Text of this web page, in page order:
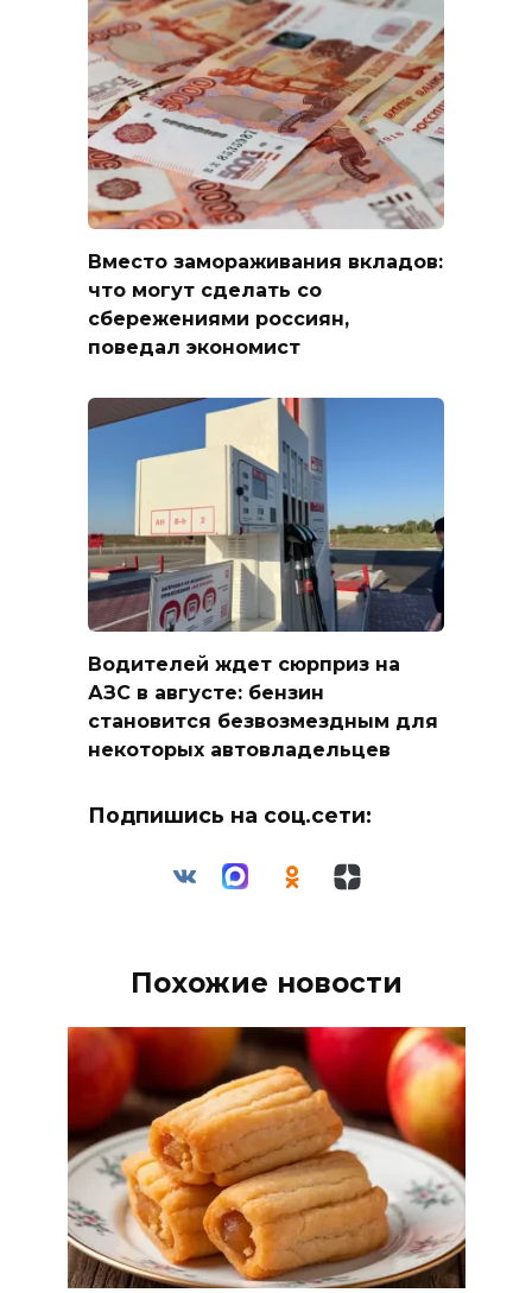
Вместо замораживания вкладов:
что могут сделать со
сбережениями россиян,
поведал экономист
Водителей ждет сюрприз на
АЗС в августе: бензин
становится безвозмездным для
некоторых автовладельцев
Подпишись на соц.сети:
Похожие новости